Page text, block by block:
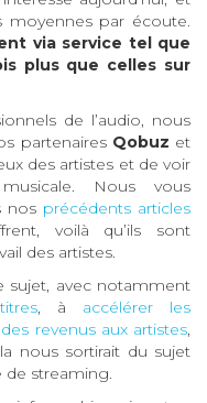
par écoute.
via service tel que
plus que celles sur
de l’audio, nous
partenaires Qobuz et
des artistes et de voir
Nous vous
nos précédents articles
voilà qu’ils sont
des artistes.
sujet, avec notamment
, à accélérer les
revenus aux artistes
nous sortirait du sujet
streaming.